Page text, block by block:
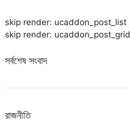
skip render: ucaddon_post_list
skip render: ucaddon_post_grid
সর্বশেষ সংবাদ
রাজনীতি